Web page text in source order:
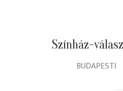
Színház-
BUDAPESTI